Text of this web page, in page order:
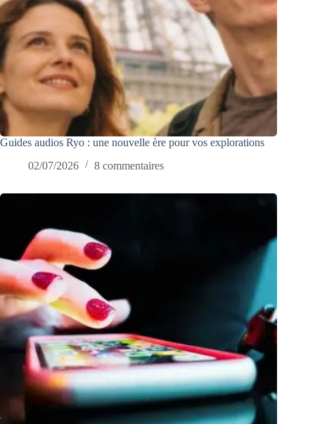
Guides audios Ryo : une nouvelle ère pour vos explorations
02/07/2026
8 commentaires